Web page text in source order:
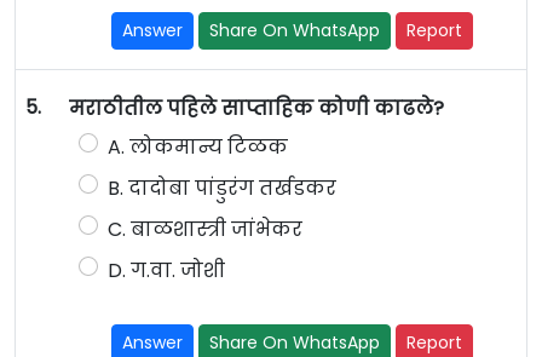
Answer Share On WhatsApp Report
5.
मराठीतील पहिले साप्ताहिक कोणी काढले?
A. लोकमान्य टिळक
B. दादोबा पांडुरंग तर्खडकर
C. बाळशास्त्री जांभेकर
D. ग.वा. जोशी
Answer Share On WhatsApp Report